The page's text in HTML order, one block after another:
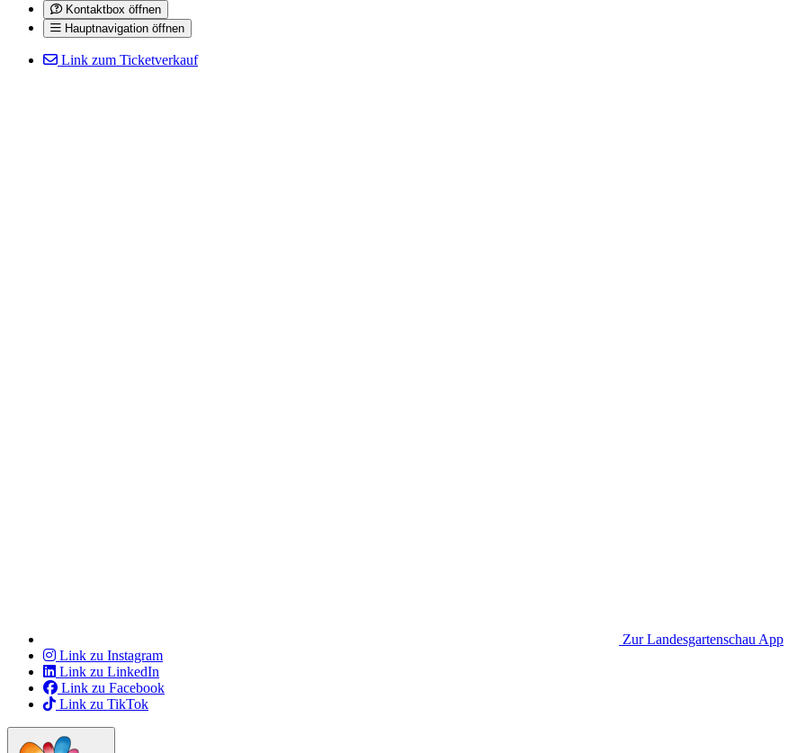
Kontaktbox öffnen
Hauptnavigation öffnen
Link zum Ticketverkauf
Zur Landesgartenschau App
Link zu Instagram
Link zu LinkedIn
Link zu Facebook
Link zu TikTok